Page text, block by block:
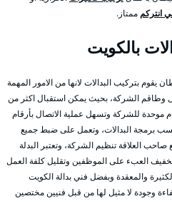
انتركمممتاز.
بالكويت
يقوم بتركيب البدالات لانها من الامور المهمة
وطاقم الشركة، بحيث يمكن استقبال اكثر من
للشركة وتسهل عملية الاتصال بأرقام
حسب برمجة البدالات، وتعمل على ضبط جميع
العلاقة تنظيم الشركة، وتعتبر البدلة
العبء على الموظفين وتقليل كلفة العمل
والمعقدة وبفضل فني بدالة الكويت
وجودة لا مثيل لها من قبل فنيين مختصين